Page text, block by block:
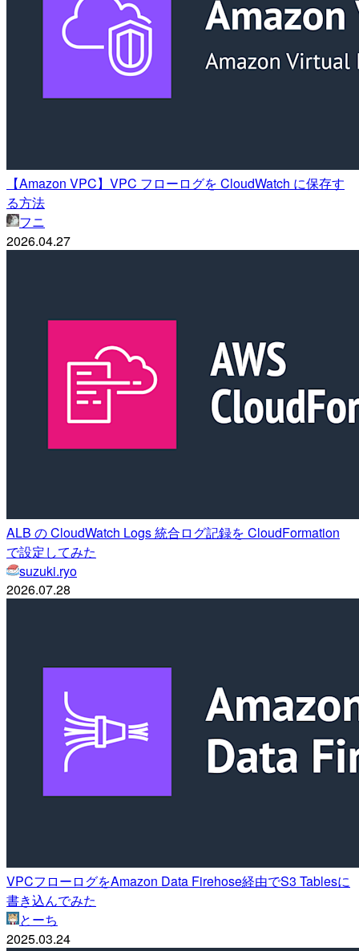
【Amazon VPC】VPC フローログを CloudWatch に保存す
る方法
フニ
2026.04.27
ALB の CloudWatch Logs 統合ログ記録を CloudFormation
で設定してみた
suzuki.ryo
2026.07.28
VPCフローログをAmazon Data Firehose経由でS3 Tablesに
書き込んでみた
とーち
2025.03.24